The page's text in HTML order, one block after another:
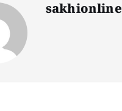
sakhionline